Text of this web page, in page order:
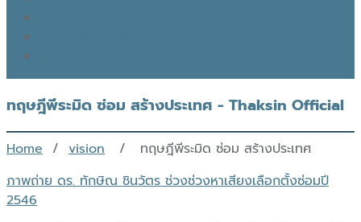
ทฤษฎีพีระมิด ซ่อม สร้างประเทศ - Thaksin Official
Home / vision / ทฤษฎีพีระมิด ซ่อม สร้างประเทศ
ภาพถ่าย ดร. ทักษิณ ชินวัตร ช่วงช่วงหาเสียงเลือกตั้งซ่อมปี
2546